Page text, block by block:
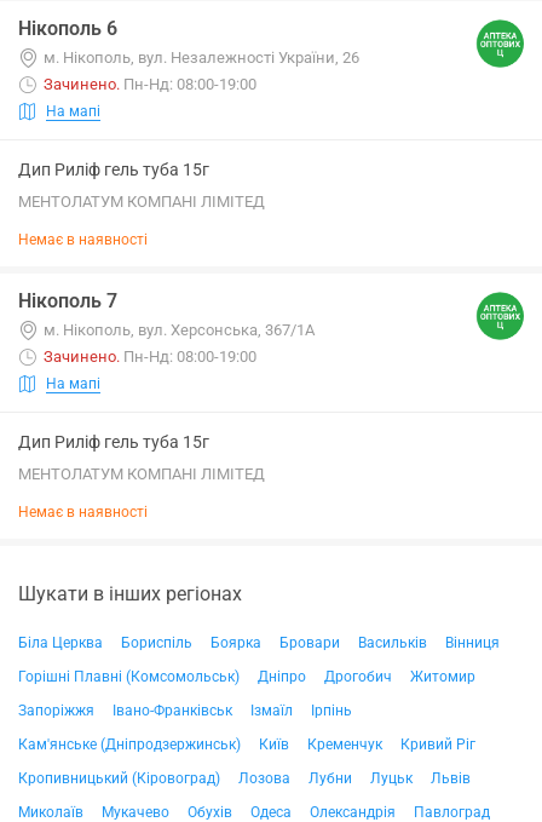
Нікополь 6
м. Нікополь, вул. Незалежності України, 26
Зачинено. Пн-Нд: 08:00-19:00
На мапі
Дип Риліф гель туба 15г
МЕНТОЛАТУМ КОМПАНІ ЛІМІТЕД
Немає в наявності
Нікополь 7
м. Нікополь, вул. Херсонська, 367/1А
Зачинено. Пн-Нд: 08:00-19:00
На мапі
Дип Риліф гель туба 15г
МЕНТОЛАТУМ КОМПАНІ ЛІМІТЕД
Немає в наявності
Шукати в інших регіонах
Біла Церква Бориспіль Боярка Бровари Васильків
Вінниця
Горішні Плавні (Комсомольськ)
Дніпро Дрогобич
Житомир
Запоріжжя
Івано-Франківськ Ізмаїл
Ірпінь
Кам'янське (Дніпродзержинськ)
Київ Кременчук
Кривий Ріг
Кропивницький (Кіровоград)
Лозова Лубни Луцьк
Львів
Миколаїв
Мукачево Обухів Одеса Олександрія
Павлоград